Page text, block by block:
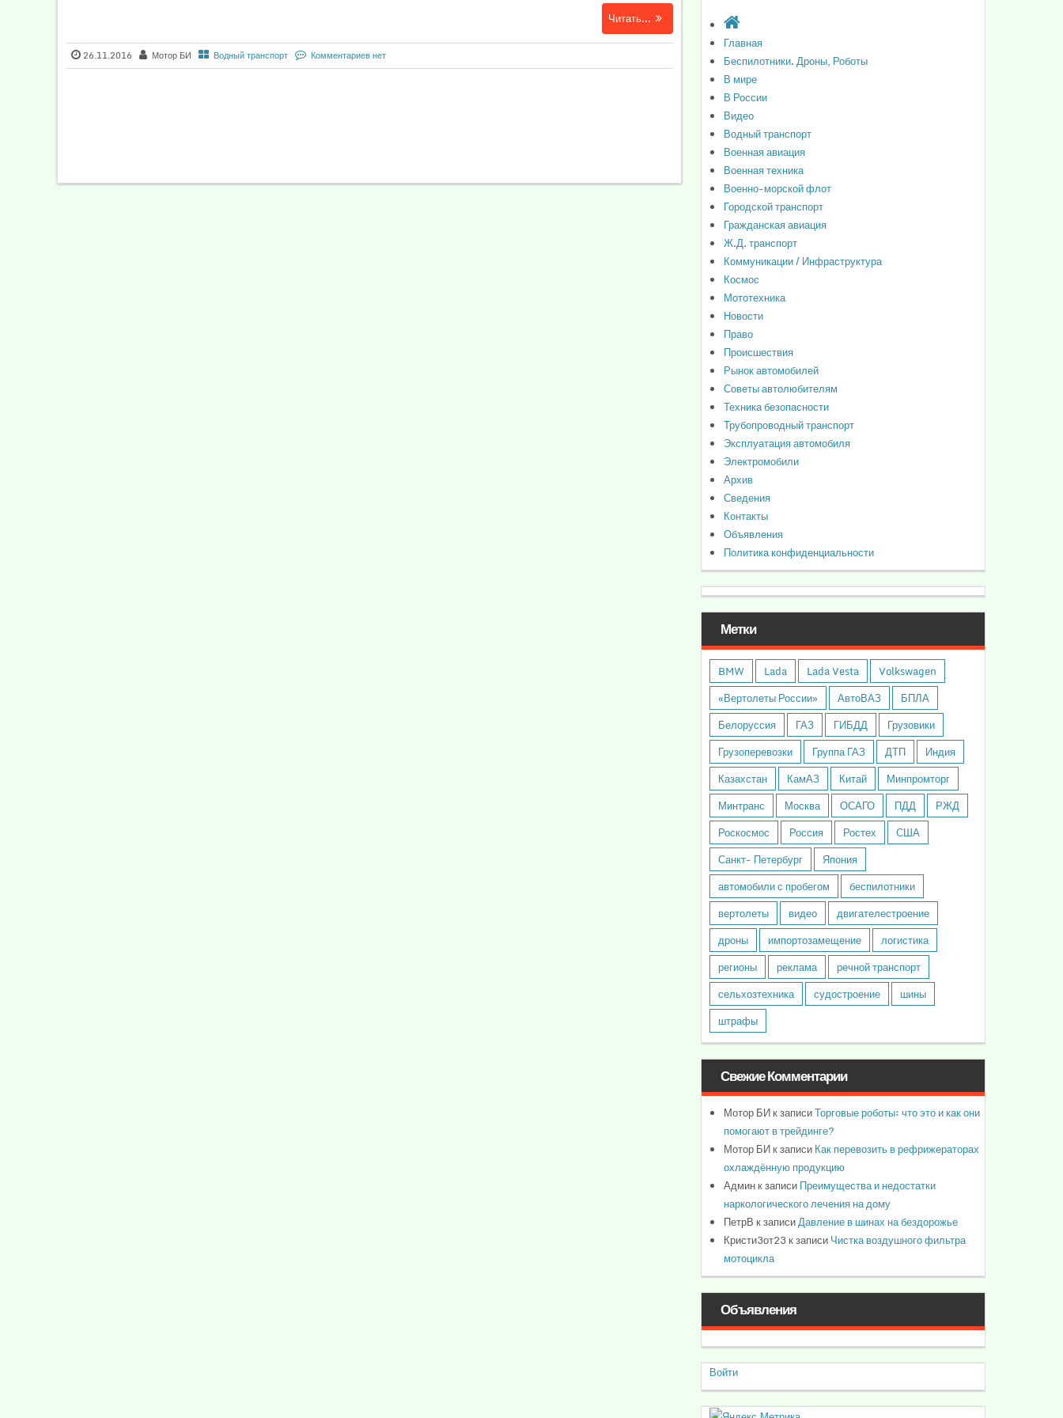
Читать...
26.11.2016 Мотор БИ Водный транспорт Комментариев нет
Главная
Беспилотники. Дроны, Роботы
В мире
В России
Видео
Водный транспорт
Военная авиация
Военная техника
Военно-морской флот
Городской транспорт
Гражданская авиация
Ж.Д. транспорт
Коммуникации / Инфраструктура
Космос
Мототехника
Новости
Право
Происшествия
Рынок автомобилей
Советы автолюбителям
Техника безопасности
Трубопроводный транспорт
Эксплуатация автомобиля
Электромобили
Архив
Сведения
Контакты
Объявления
Политика конфиденциальности
Метки
BMW Lada Lada Vesta
Volkswagen
«Вертолеты России»
АвтоВАЗ
БПЛА
Белоруссия
ГАЗ ГИБДД
Грузовики
Грузоперевозки
Группа ГАЗ ДТП
Индия
Казахстан
КамАЗ Китай
Минпромторг
Минтранс
Москва ОСАГО ПДД
РЖД
Роскосмос
Россия Ростех
США
Санкт- Петербург
Япония
автомобили с пробегом
беспилотники
вертолеты
видео
двигателестроение
дроны
импортозамещение
логистика
регионы
реклама
речной транспорт
сельхозтехника
судостроение
шины
штрафы
Свежие Комментарии
Мотор БИк записиТорговые роботы: что это и как они
помогают в трейдинге?
Мотор БИк записиКак перевозить в рефрижераторах
охлаждённую продукцию
Админк записиПреимущества и недостатки
наркологического лечения на дому
ПетрВ к записиДавление в шинах на бездорожье
Кристи3от23 к записиЧистка воздушного фильтра
мотоцикла
Объявления
Войти